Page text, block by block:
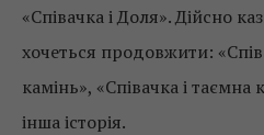
«Співачка і Доля». Дійсно
хочеться продовжити:
камінь», «Співачка і
інша історія.